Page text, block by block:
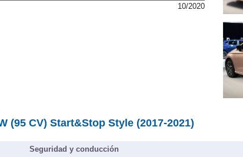
10/2020
(95 CV) Start&Stop Style (2017-2021)
Seguridad y conducción